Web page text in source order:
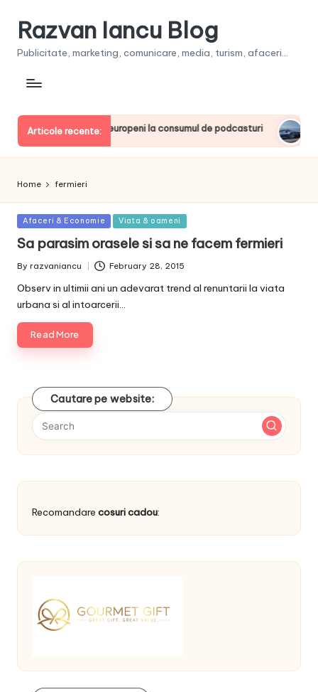
Razvan Iancu Blog
Publicitate, marketing, comunicare, media, turism, afaceri...
Articole recente:
printre liderii europeni la consumul de podcasturi
June
Home fermieri
Posted
Afaceri & Economie Viata & oameni
Sa parasim orasele si sa ne facem fermieri
Posted
By razvaniancu February 28, 2015
Observ in ultimii ani un adevarat trend al renuntarii la viata
urbana si al intoarcerii…
Read More
Cautare pe website:
Recomandare cosuri cadou: